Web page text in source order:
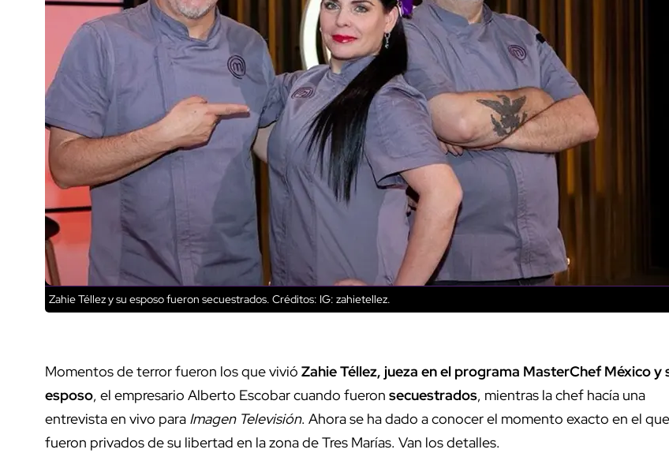
Zahie Téllez y su esposo fueron secuestrados. Créditos: IG: zahietellez.
Momentos de terror fueron los que vivió Zahie Téllez, jueza en el programa MasterChef México y
esposo, el empresario Alberto Escobar cuando fueron secuestrados, mientras la chef hacía una
entrevista en vivo para Imagen Televisión. Ahora se ha dado a conocer el momento exacto en el que
fueron privados de su libertad en la zona de Tres Marías. Van los detalles.